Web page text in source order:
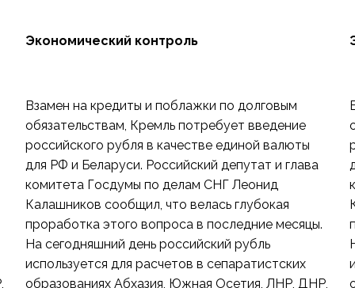
Экономический контроль
Взамен на кредиты и поблажки по долговым
обязательствам, Кремль потребует введение
российского рубля в качестве единой валюты
для РФ и Беларуси. Российский депутат и глава
комитета Госдумы по делам СНГ Леонид
Калашников сообщил, что велась глубокая
проработка этого вопроса в последние месяцы.
На сегодняшний день российский рубль
используется для расчетов в сепаратистских
образованиях Абхазия, Южная Осетия, ЛНР, ДНР,